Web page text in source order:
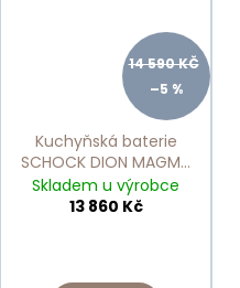
14 590 KČ
–5 %
Kuchyňská baterie
SCHOCK DION MAGMA
510000
Skladem u výrobce
13 860 Kč